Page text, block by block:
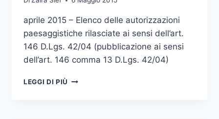
aprile 2015 – Elenco delle autorizzazioni
paesaggistiche rilasciate ai sensi dell’art.
146 D.Lgs. 42/04 (pubblicazione ai sensi
dell’art. 146 comma 13 D.Lgs. 42/04)
LEGGI DI PIÙ APRILE